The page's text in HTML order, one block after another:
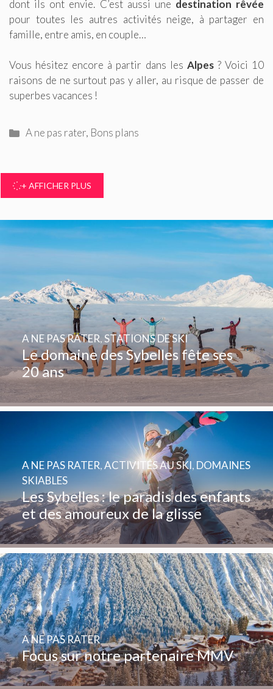
dont ils ont envie. C’est aussi une destination rêvée
pour toutes les autres activités neige, à partager en
famille, entre amis, en couple…
Vous hésitez encore à partir dans les Alpes? Voici 10
raisons de ne surtout pas y aller, au risque de passer de
superbes vacances !
Catégories
A ne pas rater, Bons plans
+ AFFICHER PLUS
Le domaine des Sybelles fête ses
20 ans
A NE PAS RATER,STATIONS DE SKI
Les Sybelles : le paradis des enfants
et des amoureux de la glisse
A NE PAS RATER,ACTIVITÉS AU SKI, DOMAINES
SKIABLES
Focus sur notre partenaire MMV
A NE PAS RATER